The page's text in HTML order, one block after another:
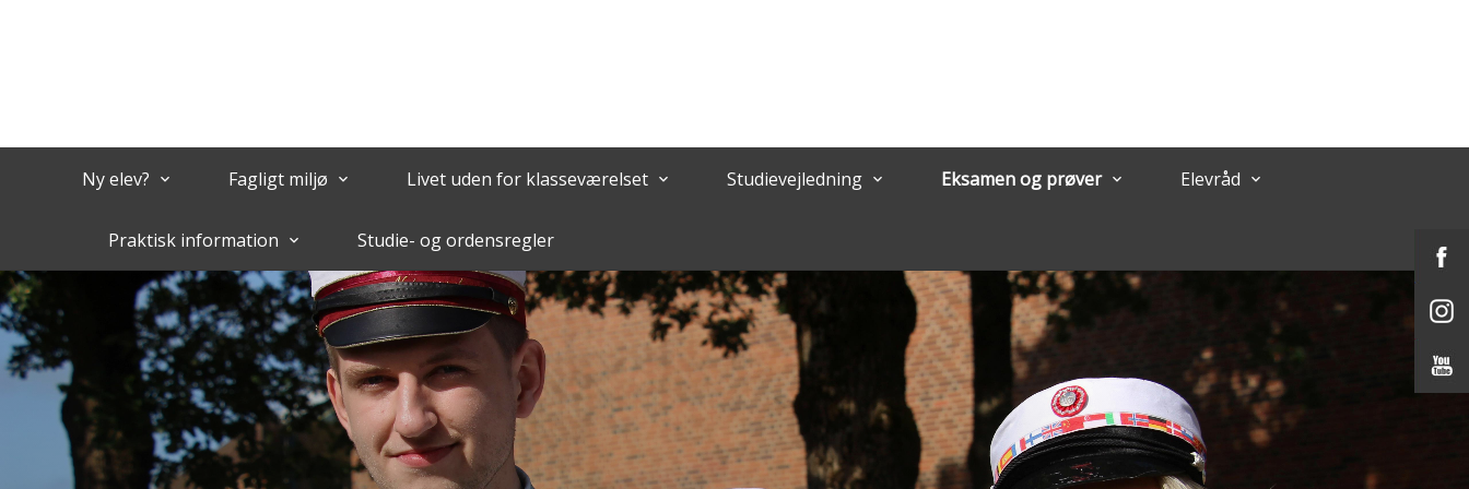
Ny elev? keyboard_arrow_down Fagligt miljø keyboard_arrow_down Livet uden for klasseværelset keyboard_arrow_down Studievejledning keyboard_arrow_down Eksamen og prøver keyboard_arrow_down Elevråd keyboard_arrow_down
Praktisk information keyboard_arrow_down Studie- og ordensregler